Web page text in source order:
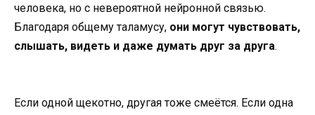
человека, но с невероятной нейронной связью.
Благодаря общему таламусу, они могут чувствовать,
слышать, видеть и даже думать друг за друга.
Если одной щекотно, другая тоже смеётся. Если одна